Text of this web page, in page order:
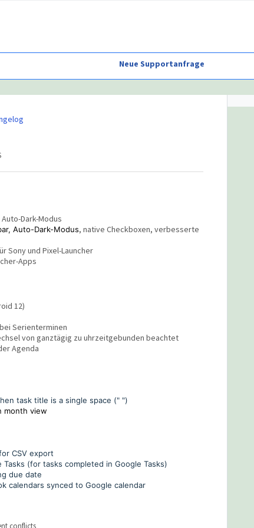
Neue Supportanfrage
Dark-Modus
Auto-Dark-Modus, native Checkboxen, verbesserte
Sony und Pixel-Launcher
Apps
12)
Serienterminen
von ganztägig zu uhrzeitgebunden beachtet
Agenda
task title is a single space (" ")
month view
CSV export
(for tasks completed in Google Tasks)
due date
calendars synced to Google calendar
conflicts